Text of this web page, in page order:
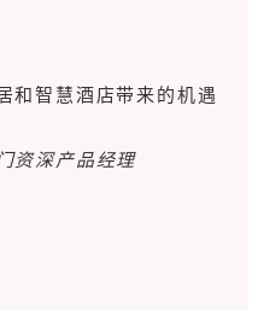
和智慧酒店带来的机遇
资深产品经理